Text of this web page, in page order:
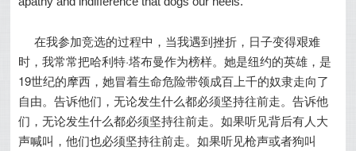
在我参加竞选的过程中，当我遇到挫折，日子变得艰难
时，我常常把哈利特·塔布曼作为榜样。她是纽约的英雄，是
19世纪的摩西，她冒着生命危险带领成百上千的奴隶走向了
自由。告诉他们，无论发生什么都必须坚持往前走。告诉他
们，无论发生什么都必须坚持往前走。如果听见背后有人大
声喊叫，他们也必须坚持往前走。如果听见枪声或者狗叫